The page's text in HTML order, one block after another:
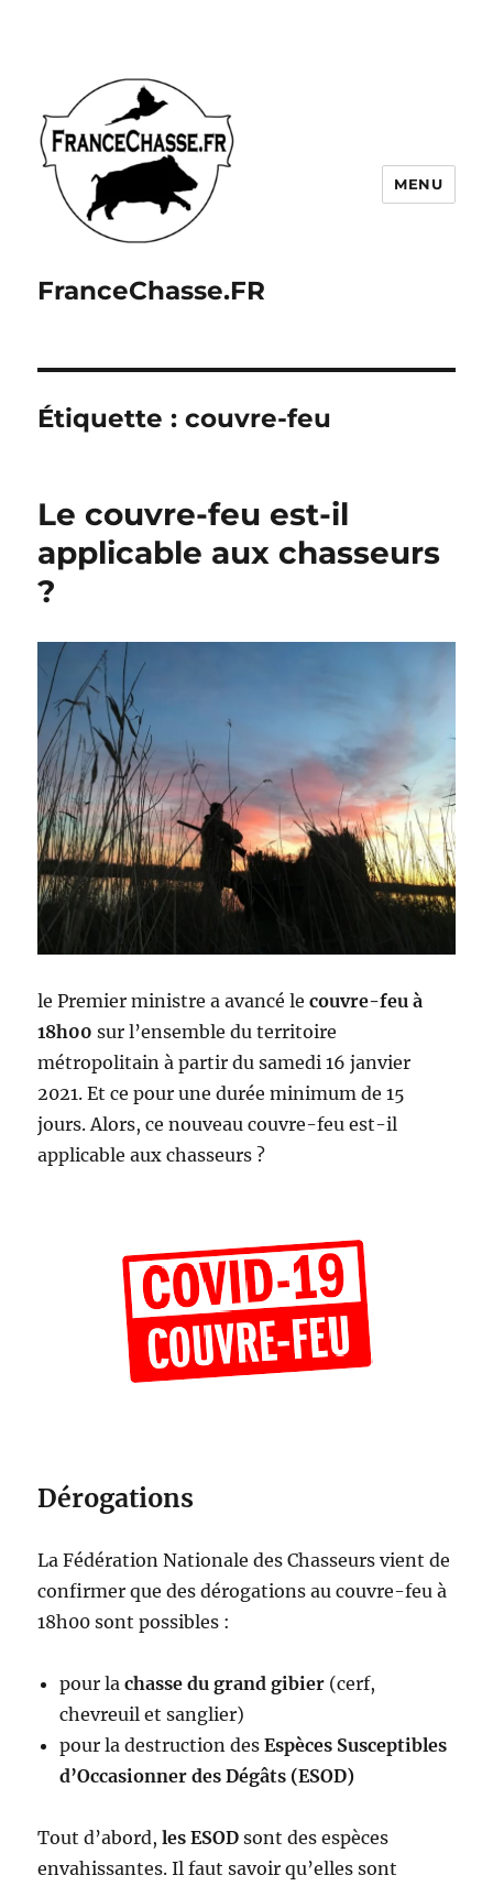
FranceChasse.FR
MENU
Étiquette :couvre-feu
Le couvre-feu est-il
applicable aux chasseurs
?
le Premier ministre a avancé lecouvre-feu à
18h00 sur l’ensemble du territoire
métropolitain à partir du samedi 16 janvier
2021. Et ce pour une durée minimum de 15
jours. Alors, ce nouveau couvre-feu est-il
applicable aux chasseurs ?
Dérogations
La Fédération Nationale des Chasseurs vient de
confirmer que des dérogations au couvre-feu à
18h00 sont possibles :
pour lachasse du grand gibier (cerf,
chevreuil et sanglier)
pour la destruction desEspèces Susceptibles
d’Occasionner des Dégâts (ESOD)
Tout d’abord,les ESOD sont des espèces
envahissantes. Il faut savoir qu’elles sont